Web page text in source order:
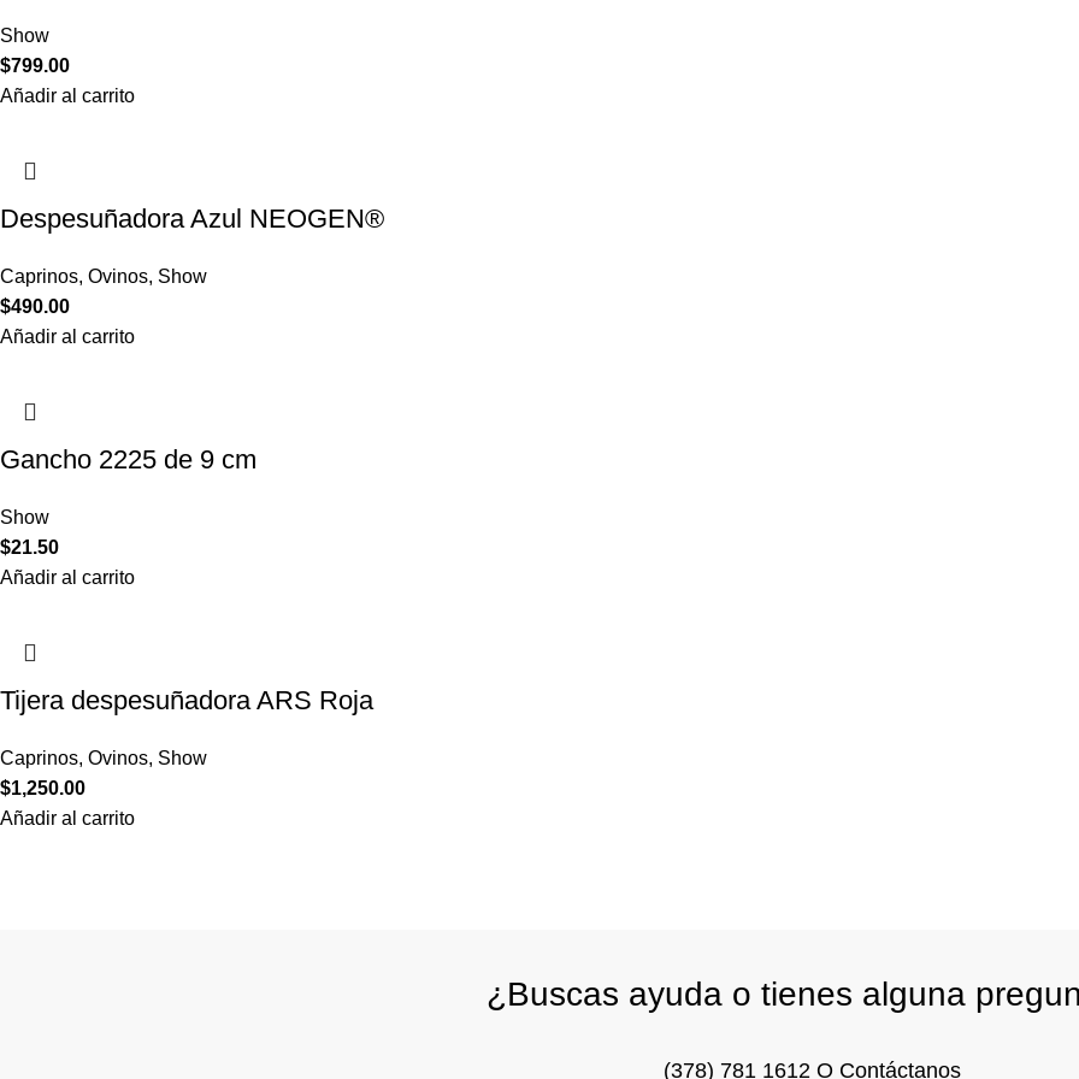
Show
$799.00
Añadir al carrito
Despesuñadora Azul NEOGEN®
Caprinos, Ovinos, Show
$490.00
Añadir al carrito
Gancho 2225 de 9 cm
Show
$21.50
Añadir al carrito
Tijera despesuñadora ARS Roja
Caprinos, Ovinos, Show
$1,250.00
Añadir al carrito
¿Buscas ayuda o tienes alguna
(378) 781 1612O Contáctanos